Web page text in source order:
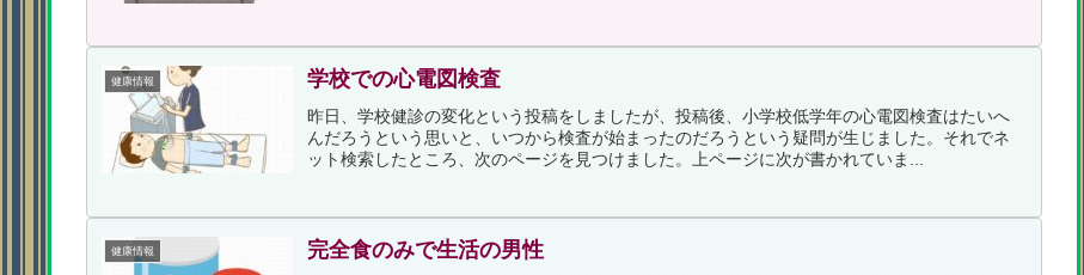
健康情報 学校での心電図検査
昨日、学校健診の変化という投稿をしましたが、投稿後、小学校低学年の心電図検査はたいへ
んだろうという思いと、いつから検査が始まったのだろうという疑問が生じました。それでネ
ット検索したところ、次のページを見つけました。上ページに次が書かれていま...
健康情報 完全食のみで生活の男性